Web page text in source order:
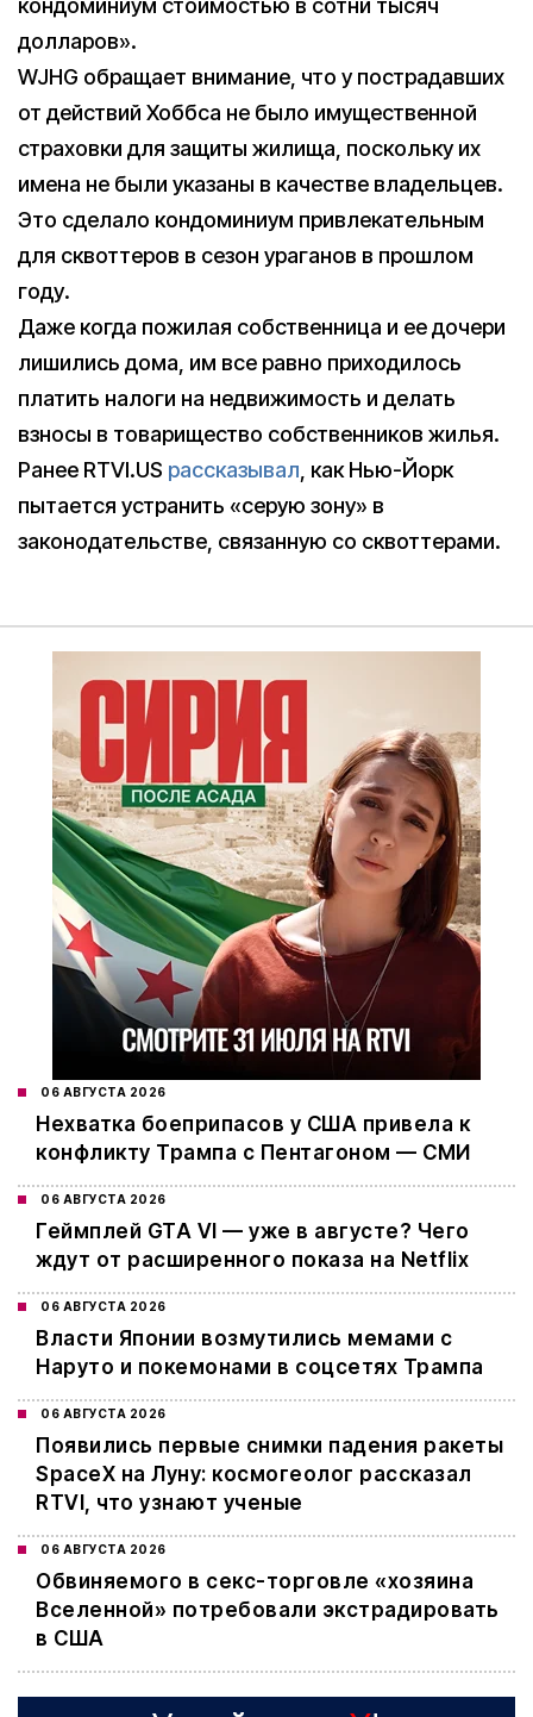
кондоминиум стоимостью в сотни тысяч
долларов».
WJHG обращает внимание, что у пострадавших
от действий Хоббса не было имущественной
страховки для защиты жилища, поскольку их
имена не были указаны в качестве владельцев.
Это сделало кондоминиум привлекательным
для сквоттеров в сезон ураганов в прошлом
году.
Даже когда пожилая собственница и ее дочери
лишились дома, им все равно приходилось
платить налоги на недвижимость и делать
взносы в товарищество собственников жилья.
Ранее RTVI.US рассказывал, как Нью-Йорк
пытается устранить «серую зону» в
законодательстве, связанную со сквоттерами.
06 АВГУСТА 2026
Нехватка боеприпасов у США привела к
конфликту Трампа с Пентагоном — СМИ
06 АВГУСТА 2026
Геймплей GTA VI — уже в августе? Чего
ждут от расширенного показа на Netflix
06 АВГУСТА 2026
Власти Японии возмутились мемами с
Наруто и покемонами в соцсетях Трампа
06 АВГУСТА 2026
Появились первые снимки падения ракеты
SpaceX на Луну: космогеолог рассказал
RTVI, что узнают ученые
06 АВГУСТА 2026
Обвиняемого в секс-торговле «хозяина
Вселенной» потребовали экстрадировать
в США